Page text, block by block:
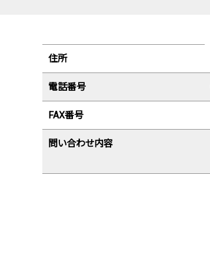
栗木オフィス（本社）販売拠点情報
住所
電話番号
FAX番号
問い合わせ内容